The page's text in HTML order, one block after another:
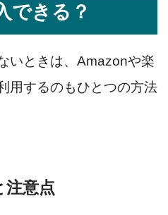
できる？
いときは、Amazonや楽
用するのもひとつの方法
注意点